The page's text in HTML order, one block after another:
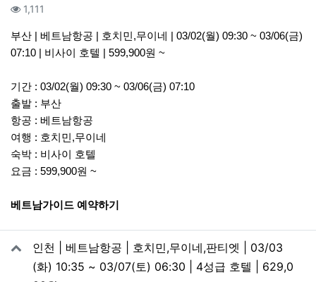
컨텐츠 정보
1,111
본문
부산 | 베트남항공 | 호치민,무이네 | 03/02(월) 09:30 ~ 03/06(금)
07:10 | 비사이 호텔 | 599,900원 ~
기간 : 03/02(월) 09:30 ~ 03/06(금) 07:10
출발 : 부산
항공 : 베트남항공
여행 : 호치민,무이네
숙박 : 비사이 호텔
요금 : 599,900원 ~
베트남가이드 예약하기
관련자료
인천 | 베트남항공 | 호치민,무이네,판티엣 | 03/03
(화) 10:35 ~ 03/07(토) 06:30 | 4성급 호텔 | 629,0